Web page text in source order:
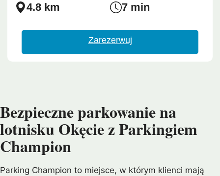
4.8 km 7 min
Zarezerwuj
Bezpieczne parkowanie na
lotnisku Okęcie z Parkingiem
Champion
Parking Champion to miejsce, w którym klienci mają